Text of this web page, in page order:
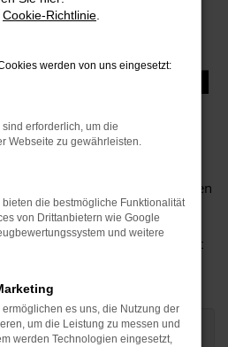
zur Auswertung und
verwendet. Ihre Daten
noch für
Form verwendet. Hier finden
. Danke, dass Sie sich Zeit
Cookie-Richtlinie
werden von uns eingesetzt:
erforderlich, um die
Webseite zu gewährleisten.
die bestmögliche Funktionalität
von Drittanbietern wie Google
und weitere
es uns, die Nutzung der
um die Leistung zu messen und
werden Technologien eingesetzt,